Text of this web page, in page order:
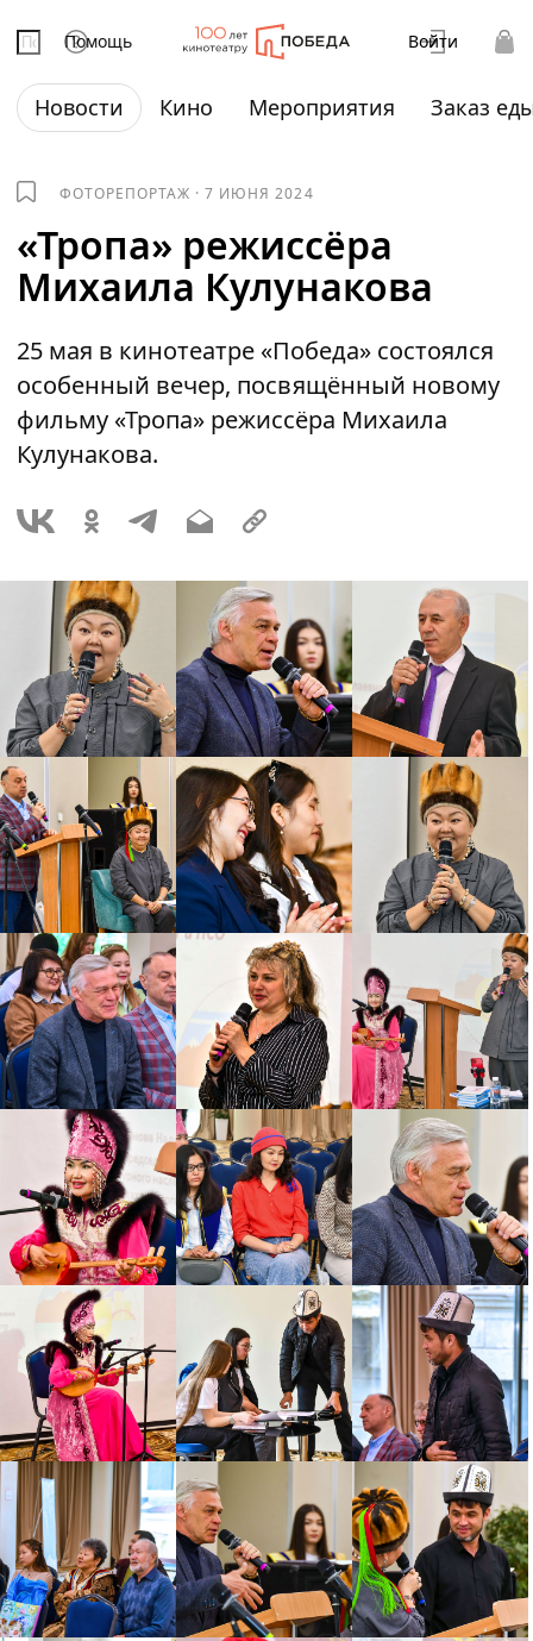
Помощь Войти
Новости Кино Мероприятия Заказ
ФОТОРЕПОРТАЖ ·7 ИЮНЯ 2024
«Тропа» режиссёра
Михаила Кулунакова
25 мая в кинотеатре «Победа» состоялся
особенный вечер, посвящённый новому
фильму «Тропа» режиссёра Михаила
Кулунакова.